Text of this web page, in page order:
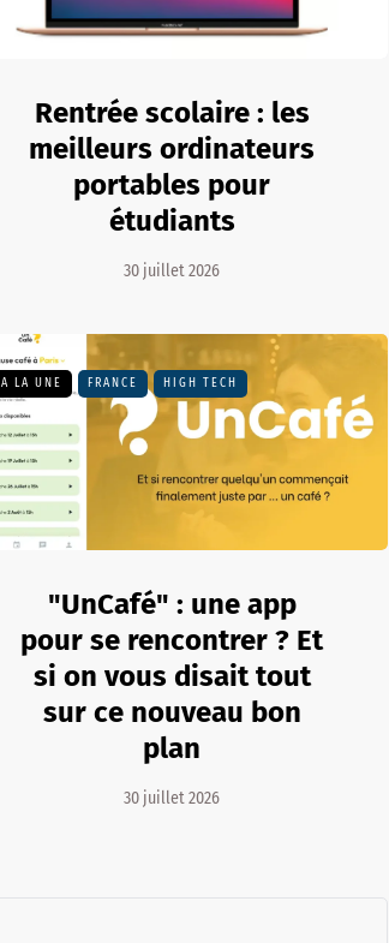
Rentrée scolaire : les
meilleurs ordinateurs
portables pour
étudiants
30 juillet 2026
A LA UNE FRANCE HIGH TECH
"UnCafé" : une app
pour se rencontrer ? Et
si on vous disait tout
sur ce nouveau bon
plan
30 juillet 2026